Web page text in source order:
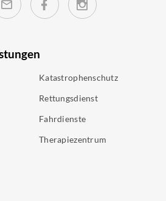
Katastrophenschutz
Rettungsdienst
Fahrdienste
Therapiezentrum